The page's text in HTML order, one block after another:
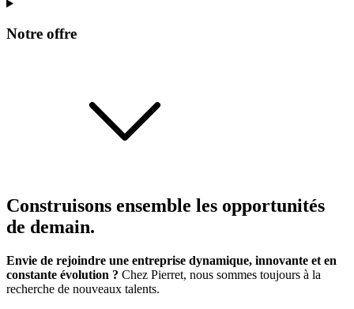
Notre offre
Construisons ensemble les opportunités
de demain.
Envie de rejoindre une entreprise dynamique, innovante et en
constante évolution ? Chez Pierret, nous sommes toujours à la
recherche de nouveaux talents.